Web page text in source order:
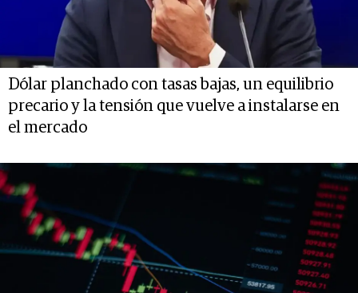
Dólar planchado con tasas bajas, un equilibrio
precario y la tensión que vuelve a instalarse en
el mercado